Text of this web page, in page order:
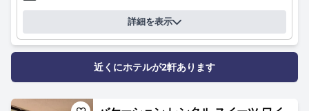
詳細を表示
近くにホテルが2軒あります